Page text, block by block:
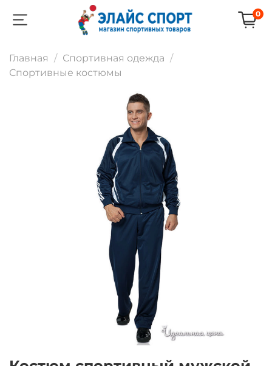
0
Главная
Спортивная одежда
Спортивные костюмы